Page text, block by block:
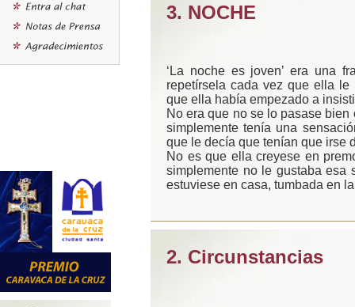
3. NOCHE
‘La noche es joven’ era una
repetírsela cada vez que ella
que ella había empezado a
No era que no se lo pasase
simplemente tenía una
que le decía que tenían que irse
No es que ella creyese en
simplemente no le gustaba esa
estuviese en casa, tumbada en
2. Circunstancias